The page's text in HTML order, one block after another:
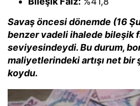
Savaş öncesi dönemde (16
benzer vadeli ihalede bileşik
seviyesindeydi. Bu durum,
maliyetlerindeki artışı net bir
koydu.